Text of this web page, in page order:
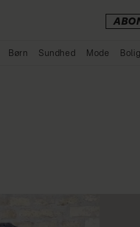
Børn Sundhed Mode Bolig